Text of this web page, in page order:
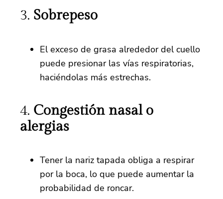
3. Sobrepeso
El exceso de grasa alrededor del cuello
puede presionar las vías respiratorias,
haciéndolas más estrechas.
4. Congestión nasal o
alergias
Tener la nariz tapada obliga a respirar
por la boca, lo que puede aumentar la
probabilidad de roncar.